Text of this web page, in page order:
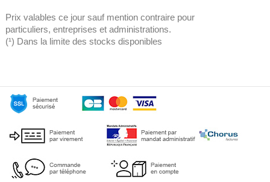
Prix valables ce jour sauf mention contraire pour
particuliers, entreprises et administrations.
(¹) Dans la limite des stocks disponibles